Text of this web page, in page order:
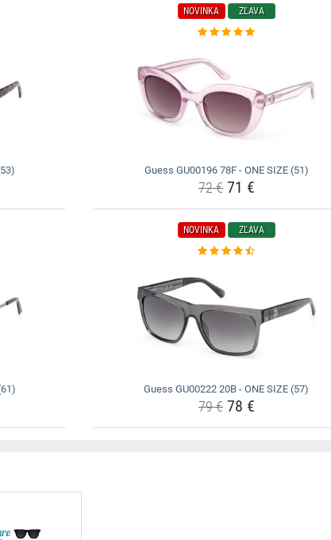
NOVINKA ZĽAVA
Guess GU00196 78F - ONE SIZE (51)
72 €71 €
NOVINKA ZĽAVA
Guess GU00222 20B - ONE SIZE (57)
79 €78 €